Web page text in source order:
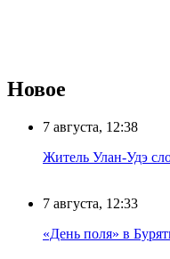
Новое
7 августа, 12:38
Житель Улан-Удэ
7 августа, 12:33
«День поля» в